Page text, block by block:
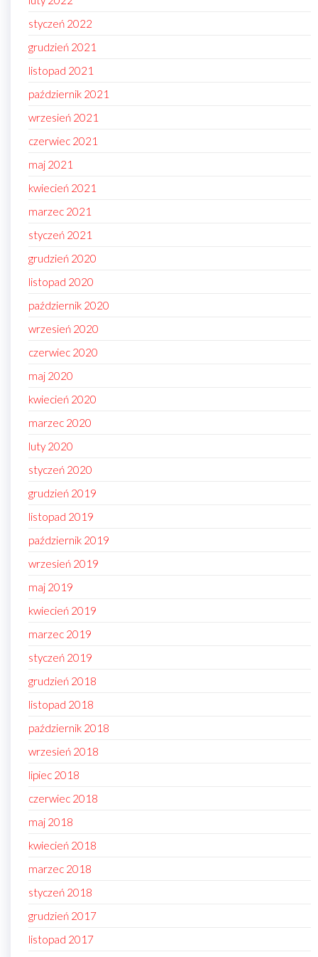
styczeń 2022
grudzień 2021
listopad 2021
październik 2021
wrzesień 2021
czerwiec 2021
maj 2021
kwiecień 2021
marzec 2021
styczeń 2021
grudzień 2020
listopad 2020
październik 2020
wrzesień 2020
czerwiec 2020
maj 2020
kwiecień 2020
marzec 2020
luty 2020
styczeń 2020
grudzień 2019
listopad 2019
październik 2019
wrzesień 2019
maj 2019
kwiecień 2019
marzec 2019
styczeń 2019
grudzień 2018
listopad 2018
październik 2018
wrzesień 2018
lipiec 2018
czerwiec 2018
maj 2018
kwiecień 2018
marzec 2018
styczeń 2018
grudzień 2017
listopad 2017